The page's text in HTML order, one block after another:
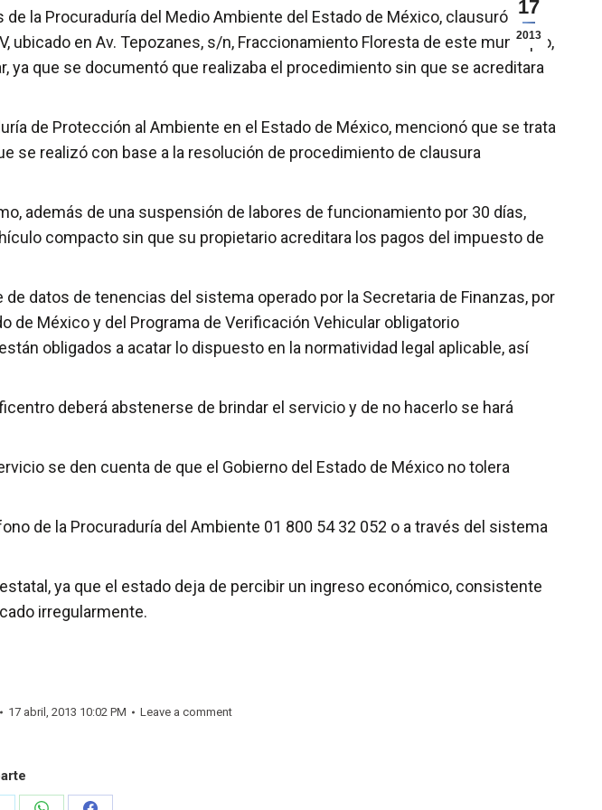
17
2013
de la Procuraduría del Medio Ambiente del Estado de México, clausuró el
ubicado en Av. Tepozanes, s/n, Fraccionamiento Floresta de este municipio,
que se documentó que realizaba el procedimiento sin que se acreditara
de Protección al Ambiente en el Estado de México, mencionó que se trata
se realizó con base a la resolución de procedimiento de clausura
además de una suspensión de labores de funcionamiento por 30 días,
compacto sin que su propietario acreditara los pagos del impuesto de
datos de tenencias del sistema operado por la Secretaria de Finanzas, por
de México y del Programa de Verificación Vehicular obligatorio
obligados a acatar lo dispuesto en la normatividad legal aplicable, así
deberá abstenerse de brindar el servicio y de no hacerlo se hará
se den cuenta de que el Gobierno del Estado de México no tolera
de la Procuraduría del Ambiente 01 800 54 32 052 o a través del sistema
ya que el estado deja de percibir un ingreso económico, consistente
irregularmente.
17 abril, 2013 10:02 PM Leave a comment